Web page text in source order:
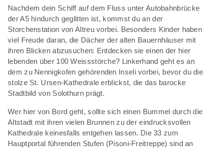
Nachdem dein Schiff auf dem Fluss unter Autobahnbrücke
der A5 hindurch geglitten ist, kommst du an der
Storchenstation von Altreu vorbei. Besonders Kinder haben
viel Freude daran, die Dächer der alten Bauernhäuser mit
ihren Blicken abzusuchen: Entdecken sie einen der hier
lebenden über 100 Weissstörche? Linkerhand geht es an
dem zu Nennigkofen gehörenden Inseli vorbei, bevor du die
stolze St. Ursen-Kathedrale erblickst, die das barocke
Stadtbild von Solothurn prägt.
Wer hier von Bord geht, sollte sich einen Bummel durch die
Altstadt mit ihren vielen Brunnen zu der eindrucksvollen
Kathedrale keinesfalls entgehen lassen. Die 33 zum
Hauptportal führenden Stufen (Pisoni-Freitreppe) sind an